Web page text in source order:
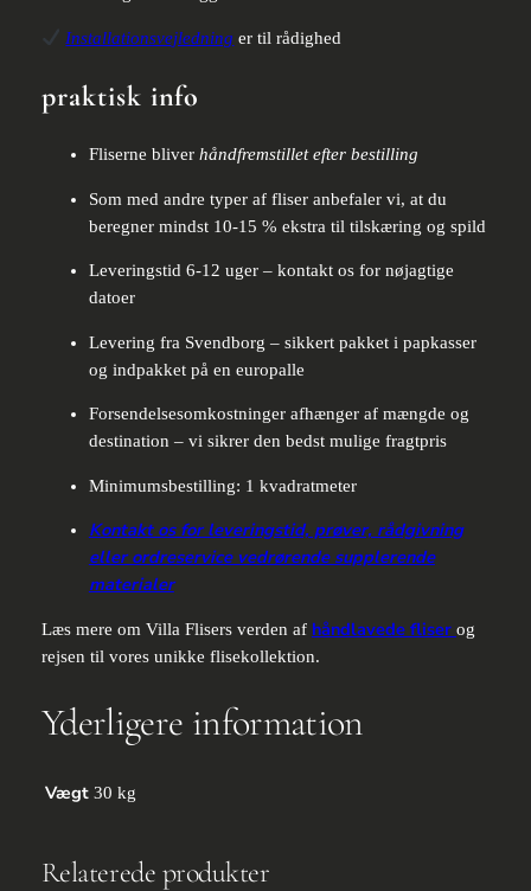
Installationsvejledning er til rådighed
praktisk info
Fliserne bliver håndfremstillet efter bestilling
Som med andre typer af fliser anbefaler vi, at du
beregner mindst 10-15 % ekstra til tilskæring og spild
Leveringstid 6-12 uger – kontakt os for nøjagtige
datoer
Levering fra Svendborg – sikkert pakket i papkasser
og indpakket på en europalle
Forsendelsesomkostninger afhænger af mængde og
destination – vi sikrer den bedst mulige fragtpris
Minimumsbestilling: 1 kvadratmeter
Kontakt os for leveringstid, prøver, rådgivning
eller ordreservice vedrørende supplerende
materialer
Læs mere om Villa Flisers verden af håndlavede fliser og
rejsen til vores unikke flisekollektion.
Yderligere information
Vægt 30 kg
Relaterede produkter